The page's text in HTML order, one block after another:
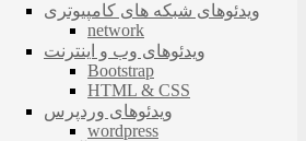
ویدئوهای شبکه های کامپیوتری
network
ویدئوهای وب و اینترنت
Bootstrap
HTML & CSS
ویدئوهای وردپرس
wordpress